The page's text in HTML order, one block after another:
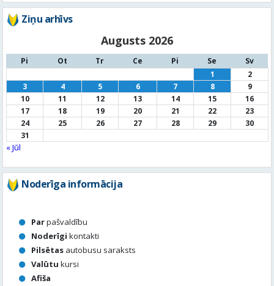
Ziņu arhīvs
Augusts 2026
Pi Ot Tr Ce Pi Se
Sv
1
2
3
4 5 6 7 8
9
10
11 12 13 14 15
16
17
18 19 20 21 22
23
24
25 26 27 28 29
30
31
« Jūl
Noderīga informācija
Parpašvaldību
Noderīgi kontakti
Pilsētas autobusu saraksts
Valūtu kursi
Afiša